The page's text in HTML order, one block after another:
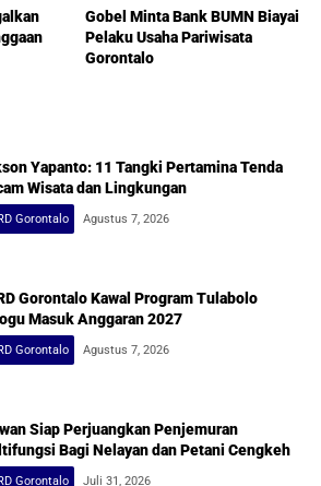
Gobel Minta Bank BUMN Biayai
Pelaku Usaha Pariwisata
Gorontalo
Yapanto: 11 Tangki Pertamina Tenda
Wisata dan Lingkungan
Gorontalo Agustus 7, 2026
Gorontalo Kawal Program Tulabolo
Masuk Anggaran 2027
Gorontalo Agustus 7, 2026
Siap Perjuangkan Penjemuran
Bagi Nelayan dan Petani Cengkeh
Gorontalo Juli 31, 2026